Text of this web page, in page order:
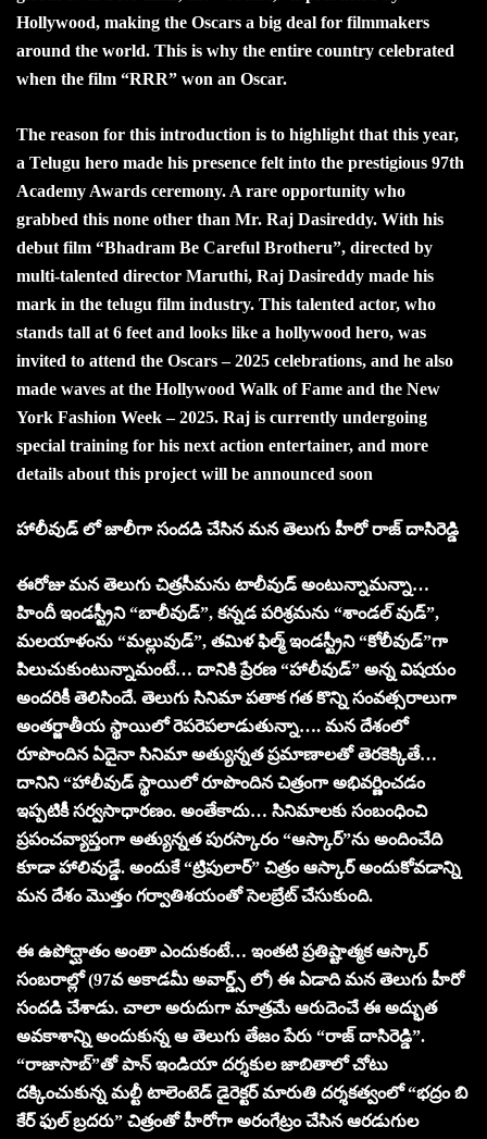
Hollywood, making the Oscars a big deal for filmmakers
around the world. This is why the entire country celebrated
when the film “RRR” won an Oscar.
The reason for this introduction is to highlight that this year,
a Telugu hero made his presence felt into the prestigious 97th
Academy Awards ceremony. A rare opportunity who
grabbed this none other than Mr. Raj Dasireddy. With his
debut film “Bhadram Be Careful Brotheru”, directed by
multi-talented director Maruthi, Raj Dasireddy made his
mark in the telugu film industry. This talented actor, who
stands tall at 6 feet and looks like a hollywood hero, was
invited to attend the Oscars – 2025 celebrations, and he also
made waves at the Hollywood Walk of Fame and the New
York Fashion Week – 2025. Raj is currently undergoing
special training for his next action entertainer, and more
details about this project will be announced soon
హాలీవుడ్ లో జాలీగా సందడి చేసిన మనతెలుగు హీరో రాజ్ దాసిరెడ్డి
ఈరోజు మన తెలుగు చిత్రసీమను టాలీవుడ్ అంటున్నామన్నా…
హిందీ ఇండస్ట్రీని “బాలీవుడ్”, కన్నడ పరిశ్రమను “శాండల్ వుడ్”,
మలయాళంను “మల్లువుడ్”, తమిళ ఫిల్మ్ ఇండస్ట్రీని “కోలీవుడ్”గా
పిలుచుకుంటున్నామంటే… దానికి ప్రేరణ “హాలీవుడ్” అన్న విషయం
అందరికీ తెలిసిందే. తెలుగు సినిమా పతాక గత కొన్ని సంవత్సరాలుగా
అంతర్జాతీయ స్థాయిలో రెపరెపలాడుతున్నా…. మన దేశంలో
రూపొందిన ఏదైనా సినిమా అత్యున్నత ప్రమాణాలతో తెరకెక్కితే…
దానిని “హాలీవుడ్ స్థాయిలో రూపొందిన చిత్రంగా అభివర్ణించడం
ఇప్పటికీ సర్వసాధారణం. అంతేకాదు… సినిమాలకు సంబంధించి
ప్రపంచవ్యాప్తంగా అత్యున్నత పురస్కారం “ఆస్కార్”ను అందించేది
కూడా హాలివుడ్డే. అందుకే “ట్రిపులార్” చిత్రం ఆస్కార్ అందుకోవడాన్ని
మన దేశం మొత్తం గర్వాతిశయంతో సెలబ్రేట్ చేసుకుంది.
ఈ ఉపోద్ఘాతం అంతా ఎందుకంటే… ఇంతటి ప్రతిష్టాత్మక ఆస్కార్
సంబరాల్లో (97వ అకాడమీ అవార్డ్స్ లో) ఈ ఏడాది మన తెలుగు హీరో
సందడి చేశాడు. చాలా అరుదుగా మాత్రమే ఆరుదెంచే ఈ అద్భుత
అవకాశాన్ని అందుకున్న ఆ తెలుగు తేజం పేరు “రాజ్ దాసిరెడ్డి”.
“రాజాసాబ్”తో పాన్ ఇండియా దర్శకుల జాబితాలో చోటు
దక్కించుకున్న మల్టీ టాలెంటెడ్ డైరెక్టర్ మారుతి దర్శకత్వంలో “భద్రం బి
కేర్ ఫుల్ బ్రదరు” చిత్రంతో హీరోగా అరంగేట్రం చేసిన ఆరడుగుల